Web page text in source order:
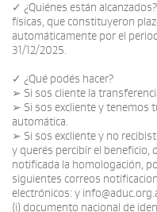
✓ ¿Quiénes están
físicas, que constituyeron
automáticamente por el
31/12/2025.
✓ ¿Qué podés hacer?
➢ Si sos cliente la
➢ Si sos excliente y tenemos
automática.
➢ Si sos excliente y no
y querés percibir el beneficio,
notificada la homologación,
siguientes correos
electrónicos: y
(i) documento nacional de